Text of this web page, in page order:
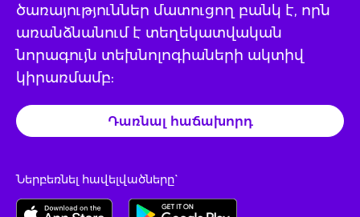
ծառայություններ մատուցող բանկ է, որն
առանձնանում է տեղեկատվական
նորագույն տեխնոլոգիաների ակտիվ
կիրառմամբ:
Դառնալ հաճախորդ
Ներբեռնել հավելվածները`